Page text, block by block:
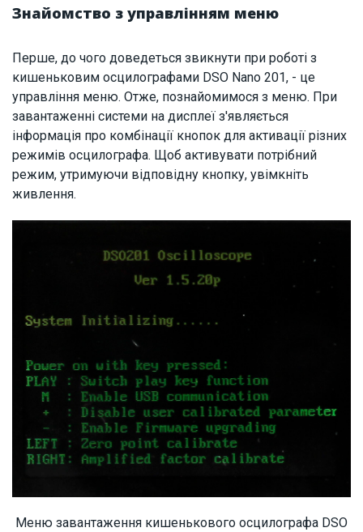
Знайомство з управлінням меню
Перше, до чого доведеться звикнути при роботі з
кишеньковим осцилографами DSO Nano 201, - це
управління меню. Отже, познайомимося з меню. При
завантаженні системи на дисплеї з'являється
інформація про комбінації кнопок для активації різних
режимів осцилографа. Щоб активувати потрібний
режим, утримуючи відповідну кнопку, увімкніть
живлення.
Меню завантаження кишенькового осцилографа DSO